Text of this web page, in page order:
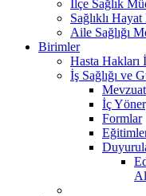
İlçe Sağlık
Sağlıklı
Aile Sağlığı
Birimler
Hasta
İş Sağlığı ve
Mevzuat
İç
Formlar